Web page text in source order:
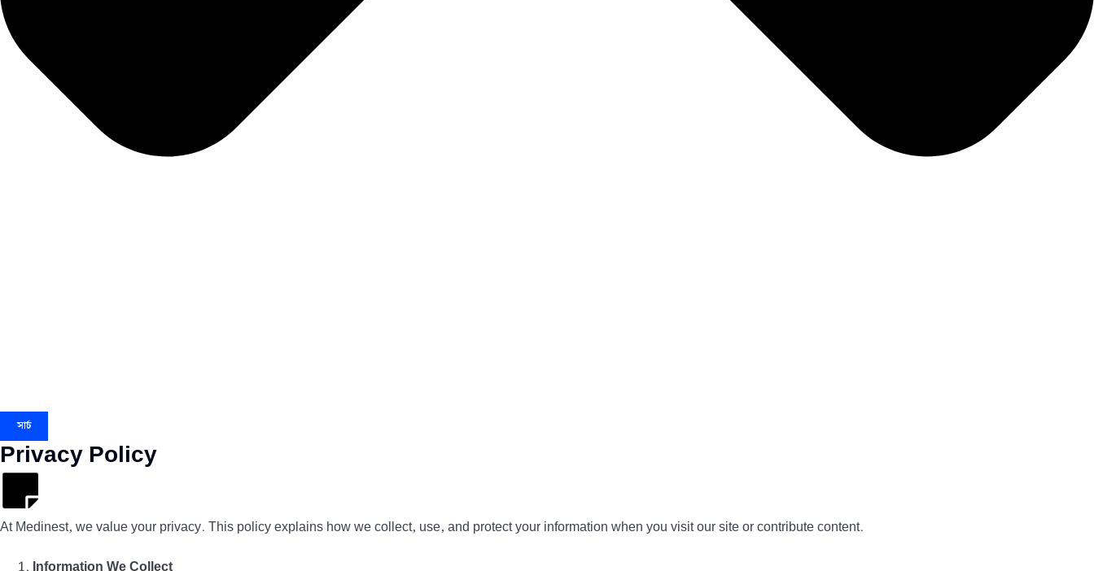
সার্চ
Privacy Policy
At Medinest, we value your privacy. This policy explains how we collect, use, and protect your information when you visit our site or contribute content.